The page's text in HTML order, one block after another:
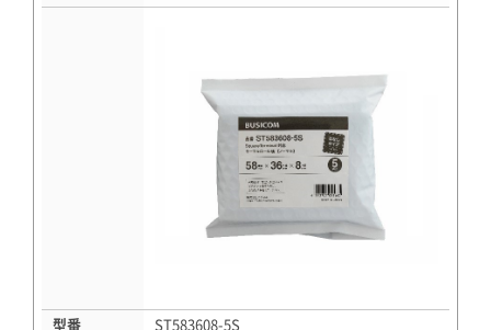
型番 ST583608-5S